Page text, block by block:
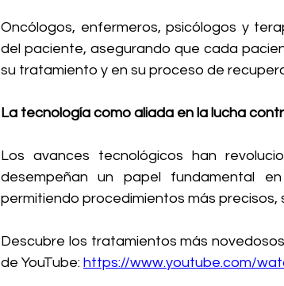
Oncólogos, enfermeros, psicólogos y
del paciente, asegurando que cada
su tratamiento y en su proceso de
La tecnología como aliada en la lucha
Los avances tecnológicos han
desempeñan un papel fundamental
permitiendo procedimientos más precisos,
Descubre los tratamientos más
de YouTube: https://www.youtube.com/